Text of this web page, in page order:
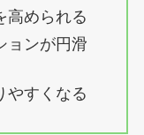
高められる
ョンが円滑
やすくなる